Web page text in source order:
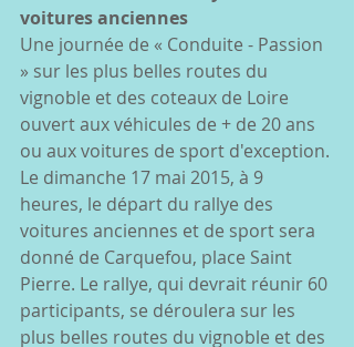
voitures anciennes
Une journée de « Conduite - Passion
» sur les plus belles routes du
vignoble et des coteaux de Loire
ouvert aux véhicules de + de 20 ans
ou aux voitures de sport d'exception.
Le dimanche 17 mai 2015, à 9
heures, le départ du rallye des
voitures anciennes et de sport sera
donné de Carquefou, place Saint
Pierre. Le rallye, qui devrait réunir 60
participants, se déroulera sur les
plus belles routes du vignoble et des